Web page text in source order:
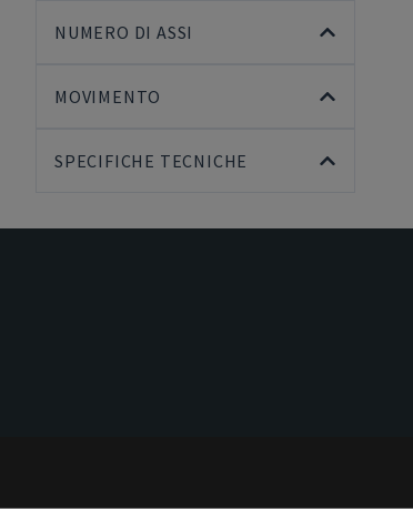
NUMERO DI ASSI
MOVIMENTO
SPECIFICHE TECNICHE